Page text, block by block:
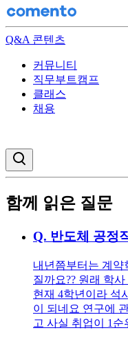
Q&A 콘텐츠
커뮤니티
직무부트캠프
클래스
채용
함께 읽은 질문
Q. 반도체 공정
내년쯤부터는 계약
질까요?? 원래 학
현재 4학년이라 석
이 되네요 연구에
고 사실 취업이 1순